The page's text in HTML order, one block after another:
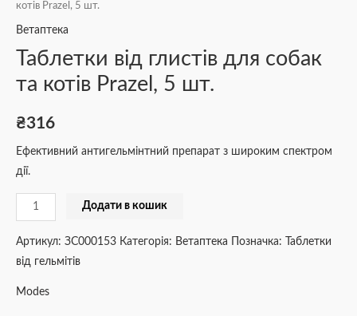
котів Prazel, 5 шт.
Ветаптека
Таблетки від глистів для собак
та котів Prazel, 5 шт.
₴316
Ефективний антигельмінтний препарат з широким спектром
дії.
Додати в кошик
Артикул: ЗС000153 Категорія: Ветаптека Позначка:
Таблетки
від гельмітів
Modes